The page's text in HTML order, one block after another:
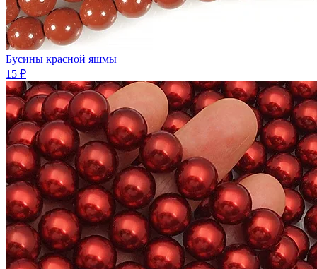
Бусины красной яшмы
15 ₽